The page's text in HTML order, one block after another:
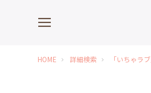
HOME chevron_right 詳細検索 chevron_right 「いちゃラ